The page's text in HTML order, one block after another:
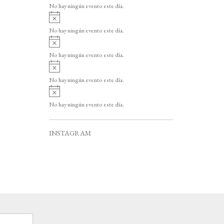
o
i
o
No hay ningún evento este día.
v
i
o
No hay ningún evento este día.
v
i
o
No hay ningún evento este día.
A
v
i
o
No hay ningún evento este día.
A
v
i
No hay ningún evento este día.
INSTAGRAM